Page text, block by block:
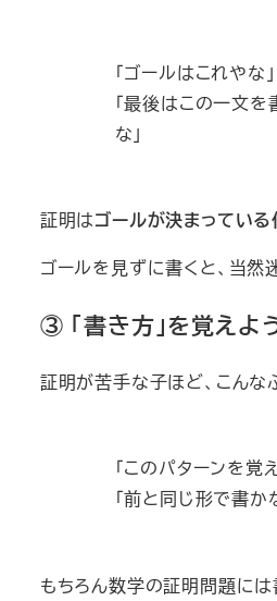
「ゴールはこれやな」
「最後はこの一文を
な」
証明はゴールが決まっている
ゴールを見ずに書くと、当然
③ 「書き方」を覚えよ
証明が苦手な子ほど、こんな
「このパターンを覚
「前と同じ形で書か
もちろん数学の証明問題に